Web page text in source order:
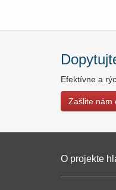
Efektívne a
Zašlite nám
O projekte